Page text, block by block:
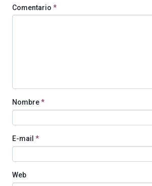
Comentario *
Nombre*
E-mail *
Web